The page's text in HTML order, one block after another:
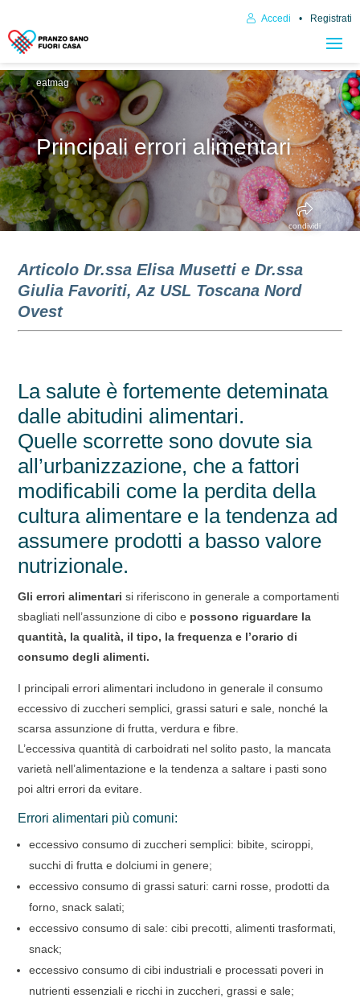
Accedi Registrati
eatmag
Principali errori alimentari
condividi
Articolo Dr.ssa Elisa Musetti e Dr.ssa
Giulia Favoriti, Az USL Toscana Nord
Ovest
La salute è fortemente deteminata
dalle abitudini alimentari.
Quelle scorrette sono dovute sia
all’urbanizzazione, che a fattori
modificabili come la perdita della
cultura alimentare e la tendenza ad
assumere prodotti a basso valore
nutrizionale.
Gli errori alimentari si riferiscono in generale a comportamenti
sbagliati nell’assunzione di cibo e possono riguardare la
quantità, la qualità, il tipo, la frequenza e l’orario di
consumo degli alimenti.
I principali errori alimentari includono in generale il consumo
eccessivo di zuccheri semplici, grassi saturi e sale, nonché la
scarsa assunzione di frutta, verdura e fibre.
L’eccessiva quantità di carboidrati nel solito pasto, la mancata
varietà nell’alimentazione e la tendenza a saltare i pasti sono
poi altri errori da evitare.
Errori alimentari più comuni:
eccessivo consumo di zuccheri semplici: bibite, sciroppi,
succhi di frutta e dolciumi in genere;
eccessivo consumo di grassi saturi: carni rosse, prodotti da
forno, snack salati;
eccessivo consumo di sale: cibi precotti, alimenti trasformati,
snack;
eccessivo consumo di cibi industriali e processati poveri in
nutrienti essenziali e ricchi in zuccheri, grassi e sale;